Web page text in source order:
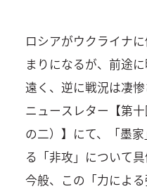
ロシアがウクライナ
まりになるが、前途
遠く、逆に戦況は凄
ニュースレター【第
の二）】にて、「墨
る「非攻」について
今般、この「力によ